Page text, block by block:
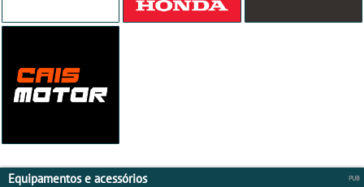
Equipamentos e acessórios